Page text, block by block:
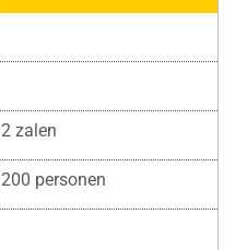
2 zalen
200 personen